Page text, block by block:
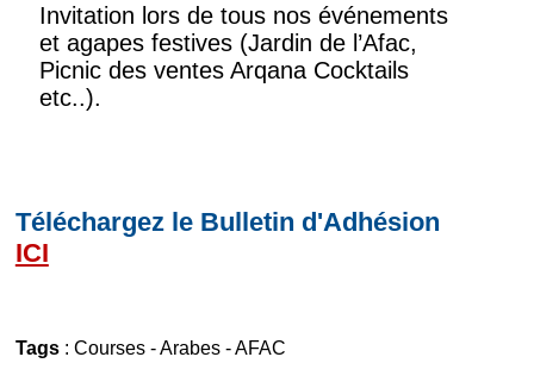
Invitation lors de tous nos événements
et agapes festives (Jardin de l’Afac,
Picnic des ventes Arqana Cocktails
etc..).
Téléchargez le Bulletin d'Adhésion
ICI
Tags: Courses-Arabes-AFAC